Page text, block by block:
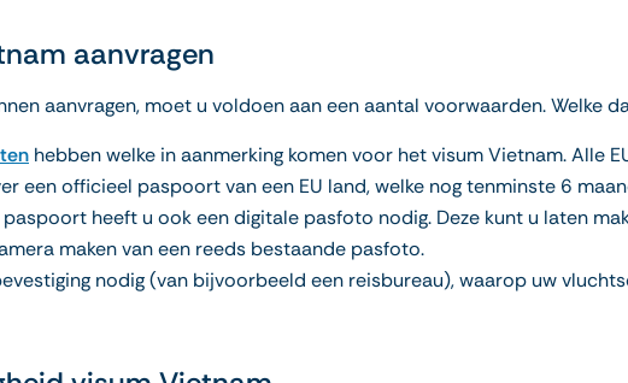
aanvragen
aanvragen, moet u voldoen aan een aantal voorwaarden. Welke
hebben welke in aanmerking komen voor het visum Vietnam. Alle
een officieel paspoort van een EU land, welke nog tenminste 6
heeft u ook een digitale pasfoto nodig. Deze kunt u laten
maken van een reeds bestaande pasfoto.
nodig (van bijvoorbeeld een reisbureau), waarop uw